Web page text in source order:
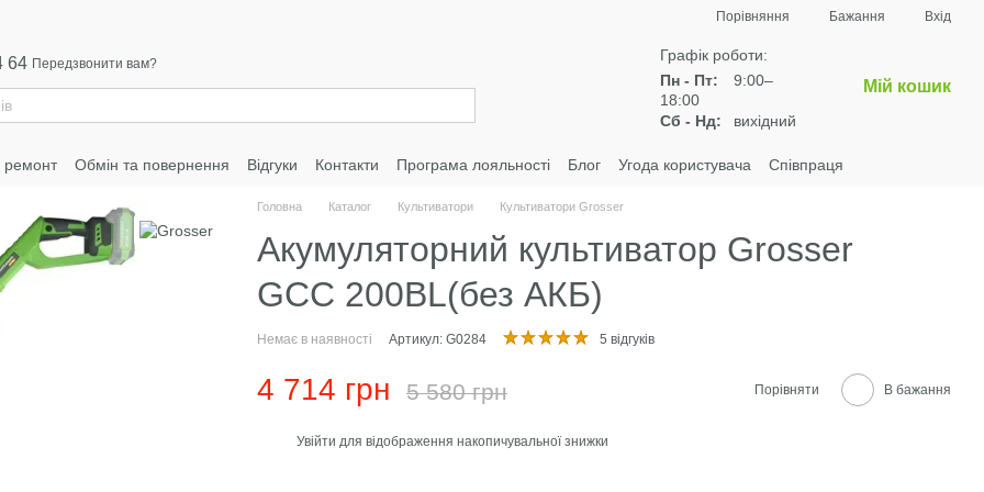
Порівняння Бажання Вхід
64 Передзвонити вам?
Графік роботи:
Пн - Пт:
9:00–
18:00
Сб - Нд:
вихідний
Мій кошик
ремонт Обмін та повернення Відгуки Контакти Програма лояльності Блог Угода користувача Співпраця
Головна Каталог Культиватори Культиватори Grosser
Акумуляторний культиватор Grosser
GCC 200BL(без АКБ)
Немає в наявності Артикул: G0284 5 відгуків
4 714 грн 5 580 грн Порівняти В бажання
Увійти для відображення накопичувальної знижки